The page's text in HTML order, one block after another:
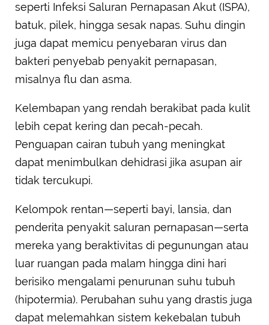
seperti Infeksi Saluran Pernapasan Akut (ISPA),
batuk, pilek, hingga sesak napas. Suhu dingin
juga dapat memicu penyebaran virus dan
bakteri penyebab penyakit pernapasan,
misalnya flu dan asma.
Kelembapan yang rendah berakibat pada kulit
lebih cepat kering dan pecah-pecah.
Penguapan cairan tubuh yang meningkat
dapat menimbulkan dehidrasi jika asupan air
tidak tercukupi.
Kelompok rentan—seperti bayi, lansia, dan
penderita penyakit saluran pernapasan—serta
mereka yang beraktivitas di pegunungan atau
luar ruangan pada malam hingga dini hari
berisiko mengalami penurunan suhu tubuh
(hipotermia). Perubahan suhu yang drastis juga
dapat melemahkan sistem kekebalan tubuh